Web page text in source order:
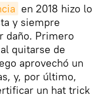
en 2018 hizo lo
y siempre
daño. Primero
quitarse de
aprovechó un
y, por último,
un hat trick